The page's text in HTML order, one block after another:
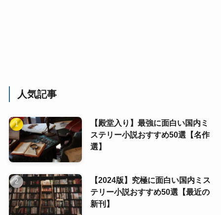
人気記事
【殿堂入り】最強に面白い国内ミ
ステリー小説おすすめ50選【名作
選】
【2024版】究極に面白い国内ミス
テリー小説おすすめ50選【最近の
新刊】